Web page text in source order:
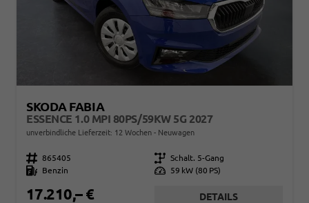
SKODA FABIA
ESSENCE 1.0 MPI 80PS/59KW 5G 2027
unverbindliche Lieferzeit: 12 Wochen Neuwagen
Fahrzeugnr. 865405 Getriebe Schalt. 5-Gang
Kraftstoff
Benzin Leistung 59 kW (80 PS)
17.210,– € DETAILS